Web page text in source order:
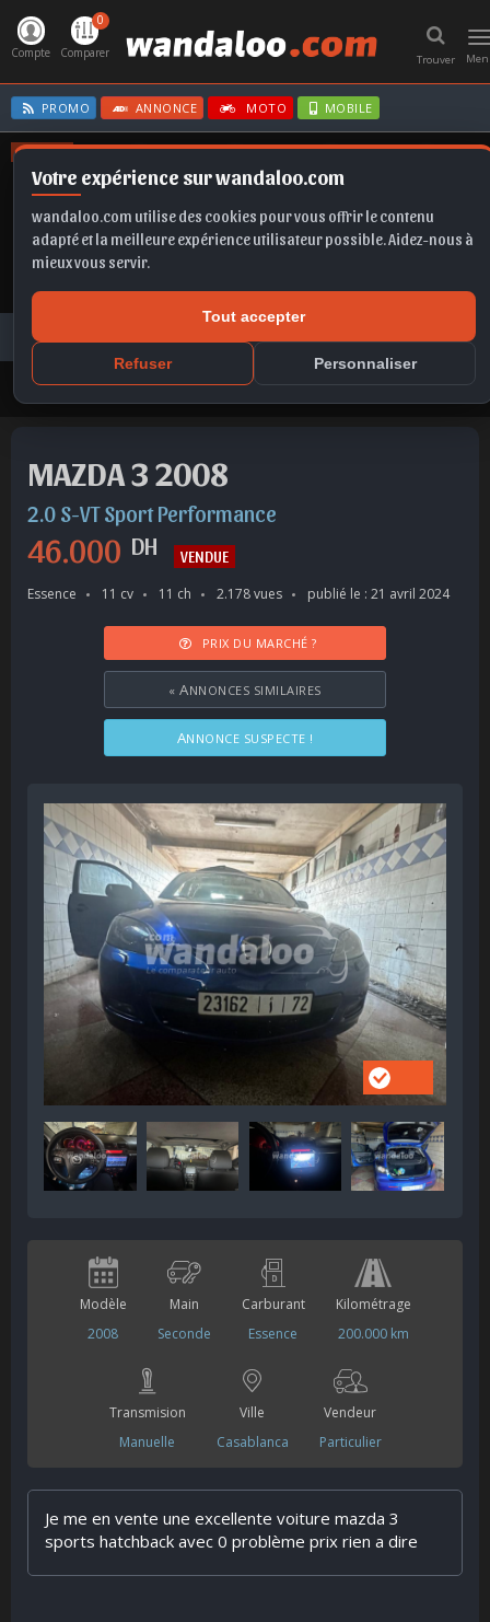
Votre expérience sur wandaloo.com
wandaloo.com utilise des cookies pour vous offrir le contenu
adapté et la meilleure expérience utilisateur possible. Aidez-nous à
mieux vous servir.
Tout accepter
Refuser Personnaliser
Trouver
Compte
0
Comparer
PROMO ANNONCE MOTO MOBILE
OFFRES
CORSA SPORTAGE
Toutes les annonces
MAZDA 3 2008 Essence Occasion Casablanca Maroc
MAZDA 3 2008
2.0 S-VT Sport Performance
46.000 DH
VENDUE
Essence
11 cv 11 ch 2.178 vues publié le : 21 avril 2024
PRIX DU MARCHÉ ?
« ANNONCES SIMILAIRES
ANNONCE SUSPECTE !
Modèle
2008
Main
Seconde
Carburant
Essence
Kilométrage
200.000 km
Transmision
Manuelle
Ville
Casablanca
Vendeur
Particulier
Je me en vente une excellente voiture mazda 3
sports hatchback avec 0 problème prix rien a dire